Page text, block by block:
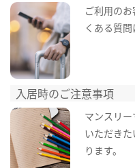
ご利用の
くある質問
入居時のご注意事項
マンスリ
いただき
ります。